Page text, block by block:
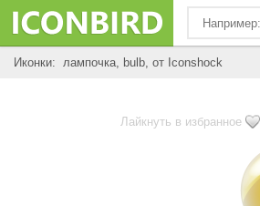
Иконки: лампочка, bulb, от Iconshock
Лайкнуть в избранное